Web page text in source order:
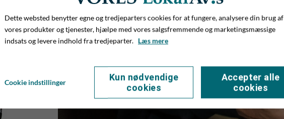
Dette websted benytter egne og tredjeparters cookies for at fungere, analysere din brug af
vores produkter og tjenester, hjælpe med vores salgsfremmende og marketingsmæssige
indsats og levere indhold fra tredjeparter. Læs mere
Cookie indstillinger
Kun nødvendige
cookies
Accepter alle
cookies